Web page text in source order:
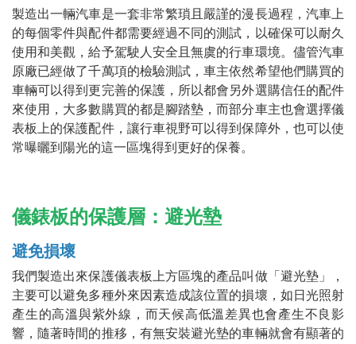
製造出一輛汽車是一套非常繁瑣且嚴謹的漫長過程，汽車上
的每個零件與配件都需要經過不同的測試，以確保可以耐久
使用和美觀，給予駕駛人安全且無虞的行車環境。儘管汽車
原廠已經做了千萬項的檢驗測試，車主依然希望他們購買的
車輛可以得到更完善的保護，所以都會另外選購信任的配件
來使用，大多數購買的都是腳踏墊，而部分車主也會選擇儀
表板上的保護配件，讓行車視野可以得到保障外，也可以使
常曝曬到陽光的這一區塊得到更好的保養。
儀錶板的保護層：避光墊
避免損壞
我們製造出來保護儀表板上方區塊的產品叫做「避光墊」，
主要可以避免多種外來因素造成該位置的損壞，如日光照射
產生的高溫與紫外線，而天候高低溫差異也會產生不良影
響，隨著時間的推移，有無安裝避光墊的車輛就會有顯著的